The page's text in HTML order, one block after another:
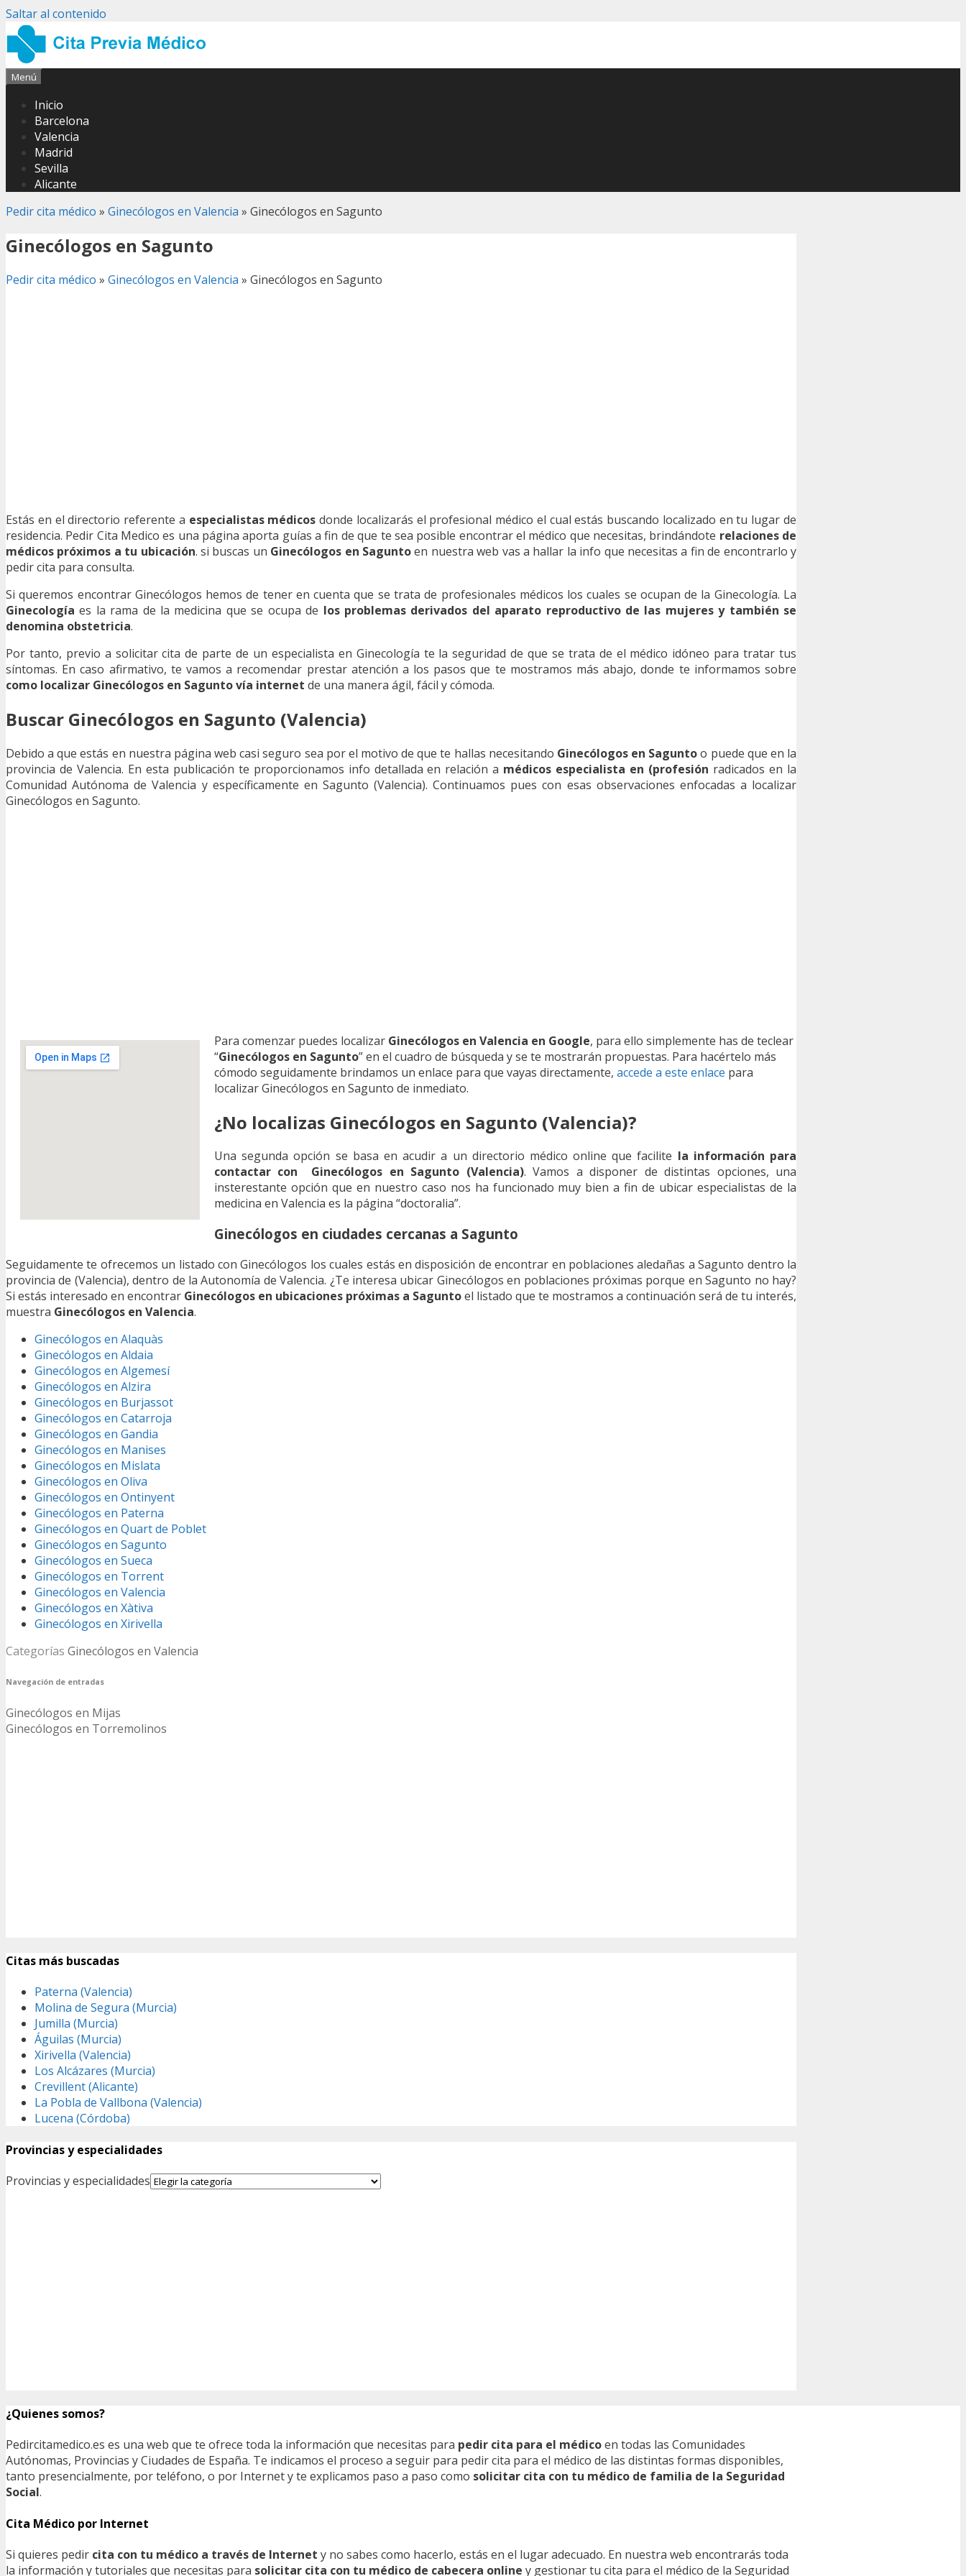
Saltar al contenido
Menú
Inicio
Barcelona
Valencia
Madrid
Sevilla
Alicante
Pedir cita médico » Ginecólogos en Valencia » Ginecólogos en Sagunto
Ginecólogos en Sagunto
Pedir cita médico » Ginecólogos en Valencia » Ginecólogos en Sagunto
Estás en el directorio referente a especialistas médicos donde localizarás el profesional médico el cual estás buscando localizado en tu lugar de
residencia. Pedir Cita Medico es una página aporta guías a fin de que te sea posible encontrar el médico que necesitas, brindándote relaciones de
médicos próximos a tu ubicación. si buscas un Ginecólogos en Saguntoen nuestra web vas a hallar la info que necesitas a fin de encontrarlo y
pedir cita para consulta.
Si queremos encontrar Ginecólogos hemos de tener en cuenta que se trata de profesionales médicos los cuales se ocupan de la Ginecología. La
Ginecología es la rama de la medicina que se ocupa de los problemas derivados del aparato reproductivo de las mujeres y también se
denomina obstetricia.
Por tanto, previo a solicitar cita de parte de un especialista en Ginecología te la seguridad de que se trata de el médico idóneo para tratar tus
síntomas. En caso afirmativo, te vamos a recomendar prestar atención a los pasos que te mostramos más abajo, donde te informamos sobre
como localizar Ginecólogos en Sagunto vía internet de una manera ágil, fácil y cómoda.
Buscar Ginecólogos en Sagunto (Valencia)
Debido a que estás en nuestra página web casi seguro sea por el motivo de que te hallas necesitando Ginecólogos en Saguntoo puede que en la
provincia de Valencia. En esta publicación te proporcionamos info detallada en relación a médicos especialista en (profesión radicados en la
Comunidad Autónoma de Valencia y específicamente en Sagunto (Valencia). Continuamos pues con esas observaciones enfocadas a localizar
Ginecólogos en Sagunto.
Para comenzar puedes localizar Ginecólogos en Valencia en Google, para ello simplemente has de teclear
“Ginecólogos en Sagunto” en el cuadro de búsqueda y se te mostrarán propuestas. Para hacértelo más
cómodo seguidamente brindamos un enlace para que vayas directamente, accede a este enlace para
localizar Ginecólogos en Sagunto de inmediato.
¿No localizas Ginecólogos en Sagunto (Valencia)?
Una segunda opción se basa en acudir a un directorio médico online que facilite la información para
contactar con Ginecólogos en Sagunto (Valencia). Vamos a disponer de distintas opciones, una
insterestante opción que en nuestro caso nos ha funcionado muy bien a fin de ubicar especialistas de la
medicina en Valencia es la página “doctoralia”.
Ginecólogos en ciudades cercanas a Sagunto
Seguidamente te ofrecemos un listado con Ginecólogos los cuales estás en disposición de encontrar en poblaciones aledañas a Sagunto dentro la
provincia de (Valencia), dentro de la Autonomía de Valencia. ¿Te interesa ubicar Ginecólogos en poblaciones próximas porque en Sagunto no hay?
Si estás interesado en encontrar Ginecólogos en ubicaciones próximas a Saguntoel listado que te mostramos a continuación será de tu interés,
muestra Ginecólogos en Valencia.
Ginecólogos en Alaquàs
Ginecólogos en Aldaia
Ginecólogos en Algemesí
Ginecólogos en Alzira
Ginecólogos en Burjassot
Ginecólogos en Catarroja
Ginecólogos en Gandia
Ginecólogos en Manises
Ginecólogos en Mislata
Ginecólogos en Oliva
Ginecólogos en Ontinyent
Ginecólogos en Paterna
Ginecólogos en Quart de Poblet
Ginecólogos en Sagunto
Ginecólogos en Sueca
Ginecólogos en Torrent
Ginecólogos en Valencia
Ginecólogos en Xàtiva
Ginecólogos en Xirivella
Categorías Ginecólogos en Valencia
Navegación de entradas
Ginecólogos en Mijas
Ginecólogos en Torremolinos
Citas más buscadas
Paterna (Valencia)
Molina de Segura (Murcia)
Jumilla (Murcia)
Águilas (Murcia)
Xirivella (Valencia)
Los Alcázares (Murcia)
Crevillent (Alicante)
La Pobla de Vallbona (Valencia)
Lucena (Córdoba)
Provincias y especialidades
Provincias y especialidades
¿Quienes somos?
Pedircitamedico.es es una web que te ofrece toda la información que necesitas para pedir cita para el médicoen todas las Comunidades
Autónomas, Provincias y Ciudades de España. Te indicamos el proceso a seguir para pedir cita para el médico de las distintas formas disponibles,
tanto presencialmente, por teléfono, o por Internet y te explicamos paso a paso como solicitar cita con tu médico de familia de la Seguridad
Social.
Cita Médico por Internet
Si quieres pedir cita con tu médico a través de Internet y no sabes como hacerlo, estás en el lugar adecuado. En nuestra web encontrarás toda
la información y tutoriales que necesitas para solicitar cita con tu médico de cabecera online y gestionar tu cita para el médico de la Seguridad